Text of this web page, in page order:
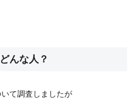
んな人？
て調査しましたが